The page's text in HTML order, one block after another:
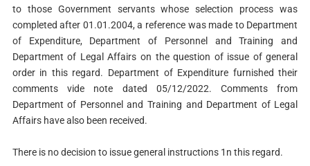
to those Government servants whose selection process was
completed after 01.01.2004, a reference was made to Department
of Expenditure, Department of Personnel and Training and
Department of Legal Affairs on the question of issue of general
order in this regard. Department of Expenditure furnished their
comments vide note dated 05/12/2022. Comments from
Department of Personnel and Training and Department of Legal
Affairs have also been received.
There is no decision to issue general instructions 1n this regard.